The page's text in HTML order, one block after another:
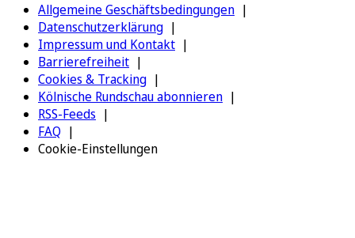
Allgemeine Geschäftsbedingungen
Datenschutzerklärung
Impressum und Kontakt
Barrierefreiheit
Cookies & Tracking
Kölnische Rundschau abonnieren
RSS-Feeds
FAQ
Cookie-Einstellungen